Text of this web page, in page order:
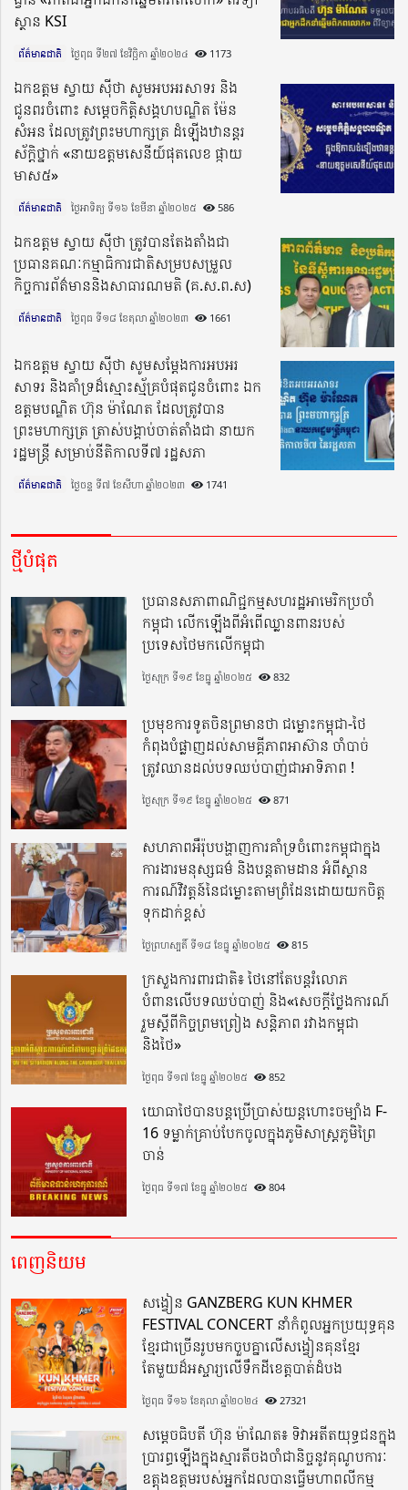
ស្ថាន KSI
ព័ត៌មានជាតិ ថ្ងៃពុធ ទី២៧ ខែវិច្ឆិកា ឆ្នាំ២០២៤​ 1173
ឯកឧត្តម ស្វាយ ស៊ីថា សូមអបអរសាទរ និង
ជូនពរចំពោះ សម្តេចកិត្តិសង្គហបណ្ឌិត ម៉ែន​
សំអន ដែលត្រូវព្រះមហាក្សត្រ ដំឡើងឋានន្តរ
ស័ក្តិថ្នាក់ «នាយឧត្តមសេនីយ៍ផុតលេខ ផ្កាយ
មាស៥»
ព័ត៌មានជាតិ ថ្ងៃអាទិត្យ ទី១៦ ខែមីនា ឆ្នាំ២០២៥​ 586
ឯកឧត្តម ស្វាយ ស៊ីថា ត្រូវបានតែងតាំងជា
ប្រធានគណៈកម្មាធិការជាតិសម្របសម្រួល
កិច្ចការ​ព័ត៌មាននិងសាធារណមតិ (គ.ស.ព.ស)
ព័ត៌មានជាតិ ថ្ងៃពុធ ទី១៨ ខែតុលា ឆ្នាំ២០២៣​ 1661
ឯកឧត្តម ស្វាយ ស៉ីថា សូមសម្តែងការអបអរ
សាទរ និងគាំទ្រដ៏ស្មោះស្ម័គ្របំផុតជូនចំពោះ ឯក
ឧត្តមបណ្ឌិត ហ៊ុន ម៉ាណែត ដែលត្រូវបាន
ព្រះមហាក្សត្រ ត្រាស់បង្គាប់ចាត់តាំងជា នាយក
រដ្ឋមន្ត្រី សម្រាប់នីតិកាលទី៧ រដ្ឋសភា
ព័ត៌មានជាតិ ថ្ងៃចន្ទ ទី៧ ខែសីហា ឆ្នាំ២០២៣​ 1741
ថ្មីបំផុត
ប្រធានសភាពាណិជ្ជកម្មសហរដ្ឋអាមេរិកប្រចាំ
កម្ពុជា លើកឡើងពីអំពើឈ្លានពានរបស់
ប្រទេសថៃមកលើកម្ពុជា
ថ្ងៃសុក្រ ទី១៩ ខែធ្នូ ឆ្នាំ២០២៥ 832
ប្រមុខការទូតចិនព្រមានថា ជម្លោះកម្ពុជា-ថៃ
កំពុងបំផ្លាញដល់សាមគ្គីភាពអាស៊ាន ចាំបាច់
ត្រូវឈានដល់បទឈប់បាញ់ជាអាទិភាព !
ថ្ងៃសុក្រ ទី១៩ ខែធ្នូ ឆ្នាំ២០២៥ 871
សហភាពអឺរ៉ុបបង្ហាញការគាំទ្រចំពោះកម្ពុជាក្នុង
ការងារមនុស្សធម៌ និងបន្តតាមដាន អំពីស្ថាន
ការណ៍វិវត្តន៍នៃជម្លោះតាមព្រំដែនដោយយកចិត្ត
ទុកដាក់ខ្ពស់
ថ្ងៃព្រហស្បតិ៍ ទី១៨ ខែធ្នូ ឆ្នាំ២០២៥ 815
ក្រសួងការពារជាតិ៖ ថៃនៅតែបន្តរំលោភ
បំពានលើបទឈប់បាញ់ និង«សេចក្តីថ្លែងការណ៍
រួមស្តីពីកិច្ចព្រមព្រៀង សន្តិភាព រវាងកម្ពុជា
និងថៃ»
ថ្ងៃពុធ ទី១៧ ខែធ្នូ ឆ្នាំ២០២៥ 852
យោធាថៃបានបន្តប្រើប្រាស់យន្តហោះចម្បាំង F-
16 ទម្លាក់គ្រាប់បែកចូលក្នុងភូមិសាស្ត្រភូមិព្រៃ
ចាន់
ថ្ងៃពុធ ទី១៧ ខែធ្នូ ឆ្នាំ២០២៥ 804
ពេញនិយម
សង្វៀន GANZBERG KUN KHMER
FESTIVAL CONCERT នាំកំពូលអ្នកប្រយុទ្ធគុន
ខ្មែរជាច្រើនរូបមកចួបគ្នាលើសង្វៀនគុនខ្មែរ
តែមួយដ៏អស្ចារ្យលើទឹកដីខេត្តបាត់ដំបង
ថ្ងៃពុធ ទី១៦ ខែតុលា ឆ្នាំ២០២៤ 27321
សម្តេចធិបតី ហ៊ុន ម៉ាណែត៖ ទិវាអតីតយុទ្ធជនក្នុង
ប្រារព្ធឡើងក្នុងស្មារតីចងចាំជានិច្ចនូវគុណូបការៈ
ឧត្តុងឧត្តមរបស់អ្នកដែលបានធ្វើមហាពលីកម្ម